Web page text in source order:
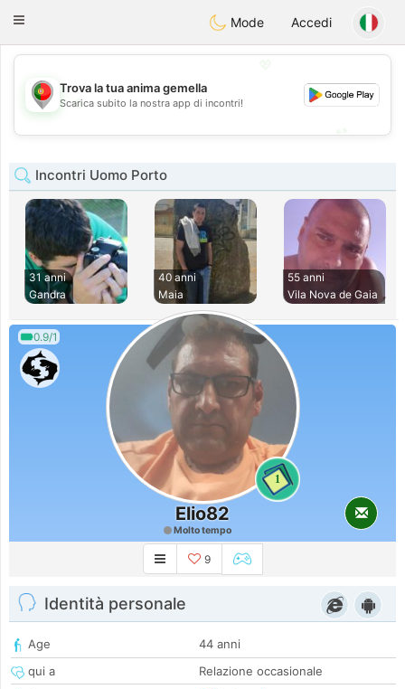
Portugues
Toggle
Mode Accedi
💖
💕
Trova la tua anima gemella
Scarica subito la nostra app di incontri!
Incontri Uomo Porto
31 anni
Gandra
40 anni
Maia
55 anni
Vila Nova de Gaia
0.9/1
1
Elio82
Molto tempo
9
Identità personale
Age
44 anni
qui a
Relazione occasionale